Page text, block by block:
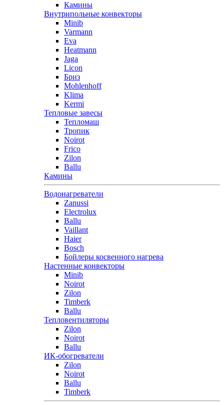
Камины
Внутрипольные конвекторы
Minib
Varmann
Eva
Heatmann
Jaga
Licon
Бриз
Mohlenhoff
Klima
Kermi
Тепловые завесы
Тепломаш
Тропик
Noirot
Frico
Zilon
Ballu
Камины
Водонагреватели
Zanussi
Electrolux
Ballu
Vaillant
Haier
Bosch
Бойлеры косвенного нагрева
Настенные конвекторы
Minib
Noirot
Zilon
Timberk
Ballu
Тепловентиляторы
Zilon
Noirot
Ballu
ИК-обогреватели
Zilon
Noirot
Ballu
Timberk